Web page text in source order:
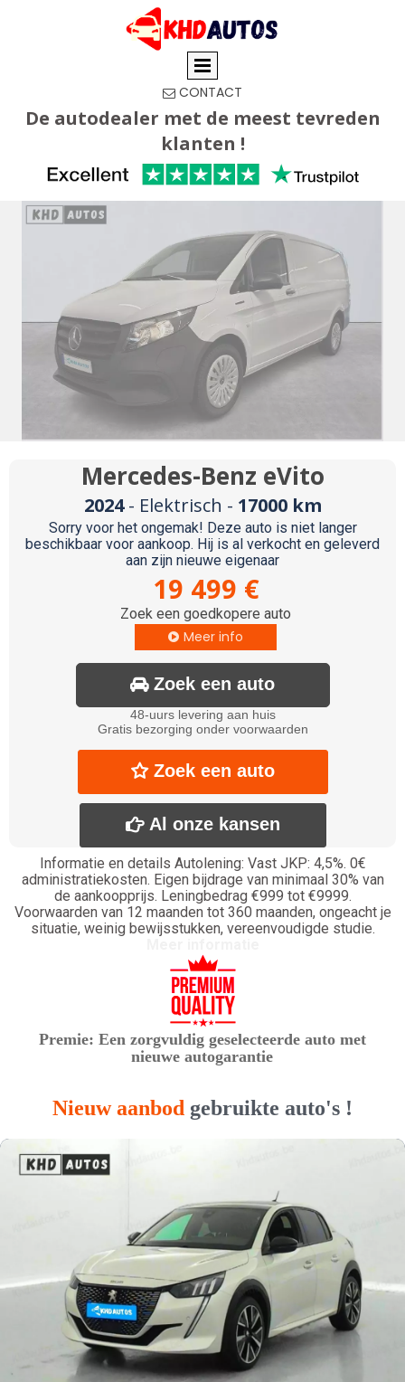
 CONTACT
De autodealer met de meest tevreden
klanten !
Mercedes-Benz eVito
2024- Elektrisch - 17000 km
Sorry voor het ongemak! Deze auto is niet langer
beschikbaar voor aankoop. Hij is al verkocht en geleverd
aan zijn nieuwe eigenaar
19 499 €
Zoek een goedkopere auto
 Meer info
Zoek een auto
48-uurs levering aan huis
Gratis bezorging onder voorwaarden
Zoek een auto
Al onze kansen
Informatie en details Autolening: Vast JKP: 4,5%. 0€
administratiekosten. Eigen bijdrage van minimaal 30% van
de aankoopprijs. Leningbedrag €999 tot €9999.
Voorwaarden van 12 maanden tot 360 maanden, ongeacht je
situatie, weinig bewijsstukken, vereenvoudigde studie.
Premie: Een zorgvuldig geselecteerde auto met
nieuwe autogarantie
Nieuw aanbod gebruikte auto's !